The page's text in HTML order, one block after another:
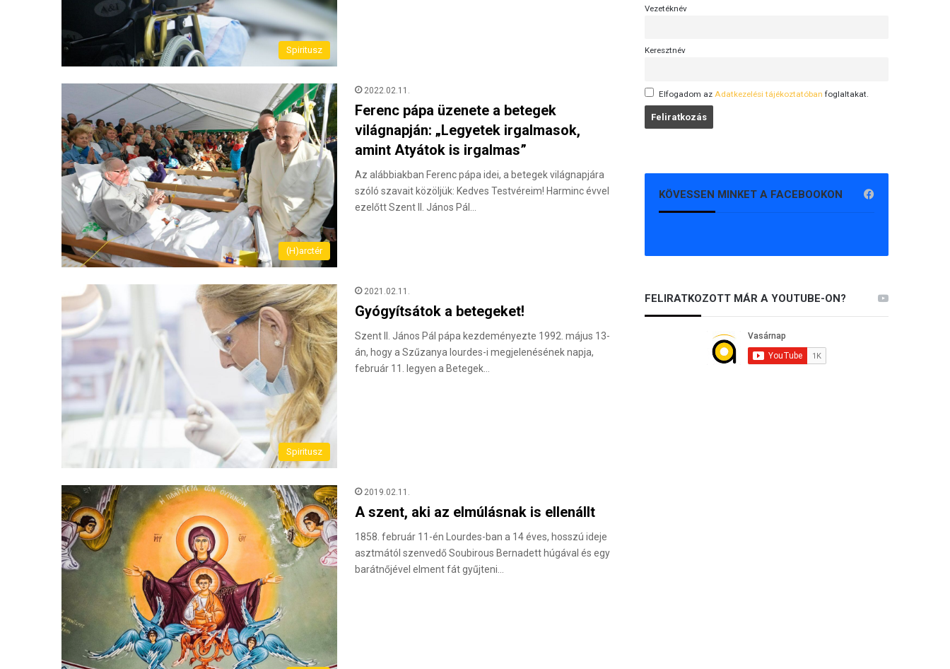
Spiritusz
(H)arctér
2022.02.11.
Ferenc pápa üzenete a betegek
világnapján: „Legyetek irgalmasok,
amint Atyátok is irgalmas”
Az alábbiakban Ferenc pápa idei, a betegek világnapjára
szóló szavait közöljük: Kedves Testvéreim! Harminc évvel
ezelőtt Szent II. János Pál…
Spiritusz
2021.02.11.
Gyógyítsátok a betegeket!
Szent II. János Pál pápa kezdeményezte 1992. május 13-
án, hogy a Szűzanya lourdes-i megjelenésének napja,
február 11. legyen a Betegek…
2019.02.11.
A szent, aki az elmúlásnak is ellenállt
1858. február 11-én Lourdes-ban a 14 éves, hosszú ideje
asztmától szenvedő Soubirous Bernadett húgával és egy
barátnőjével elment fát gyűjteni…
Vezetéknév
Keresztnév
Elfogadom az Adatkezelési tájékoztatóban foglaltakat.
KÖVESSEN MINKET A FACEBOOKON
FELIRATKOZOTT MÁR A YOUTUBE-ON?